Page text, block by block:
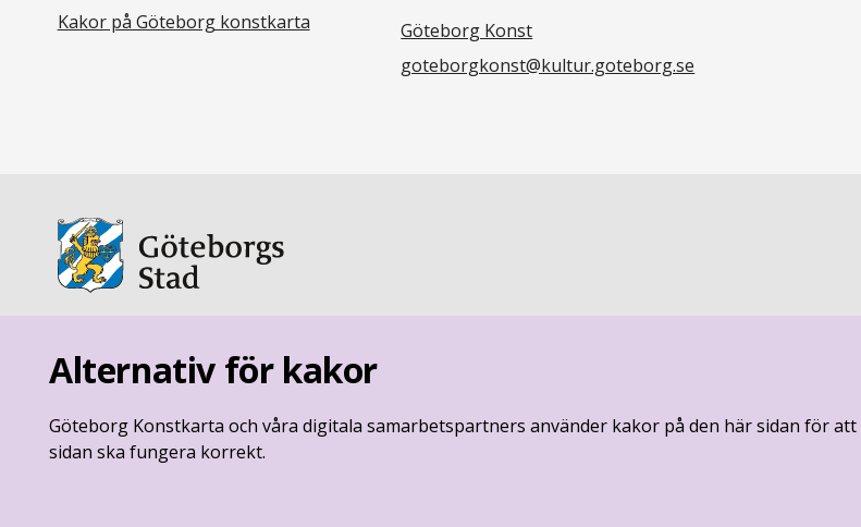
Kakor på Göteborg konstkarta
Göteborg Konst
goteborgkonst@kultur.goteborg.se
031 - 365 00 00
Alternativ för kakor
Göteborg Konstkarta och våra digitala samarbetspartners använder kakor på den här sidan för att
sidan ska fungera korrekt.